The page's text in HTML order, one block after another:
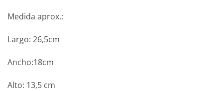
Medida aprox.:
Largo: 26,5cm
Ancho:18cm
Alto: 13,5 cm